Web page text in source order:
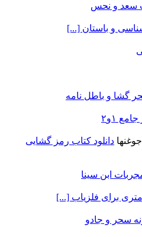
سعد و نحس
و باستان [...]
گشا و باطل نامه
۱و۲
دانلود کتاب رمز گشایی
ابن سینا
برای فلزیاب [...]
سحر و جادو